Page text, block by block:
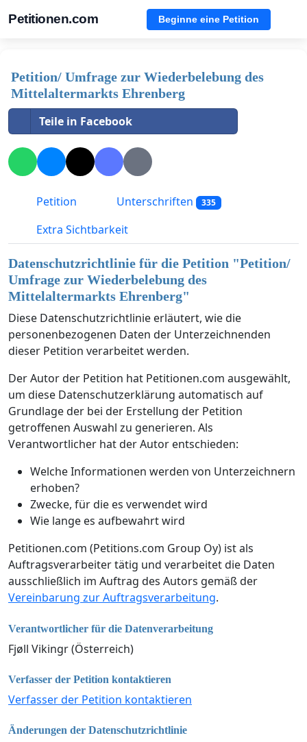
Petitionen.com Beginne eine Petition
Petition/ Umfrage zur Wiederbelebung des
Mittelaltermarkts Ehrenberg
Teile in Facebook
Petition Unterschriften 335
Extra Sichtbarkeit
Datenschutzrichtlinie für die Petition "Petition/
Umfrage zur Wiederbelebung des
Mittelaltermarkts Ehrenberg"
Diese Datenschutzrichtlinie erläutert, wie die
personenbezogenen Daten der Unterzeichnenden
dieser Petition verarbeitet werden.
Der Autor der Petition hat Petitionen.com ausgewählt,
um diese Datenschutzerklärung automatisch auf
Grundlage der bei der Erstellung der Petition
getroffenen Auswahl zu generieren. Als
Verantwortlicher hat der Autor entschieden:
Welche Informationen werden von Unterzeichnern
erhoben?
Zwecke, für die es verwendet wird
Wie lange es aufbewahrt wird
Petitionen.com (Petitions.com Group Oy) ist als
Auftragsverarbeiter tätig und verarbeitet die Daten
ausschließlich im Auftrag des Autors gemäß der
Vereinbarung zur Auftragsverarbeitung.
Verantwortlicher für die Datenverarbeitung
Fjøll Vikingr (Österreich)
Verfasser der Petition kontaktieren
Verfasser der Petition kontaktieren
Änderungen der Datenschutzrichtlinie